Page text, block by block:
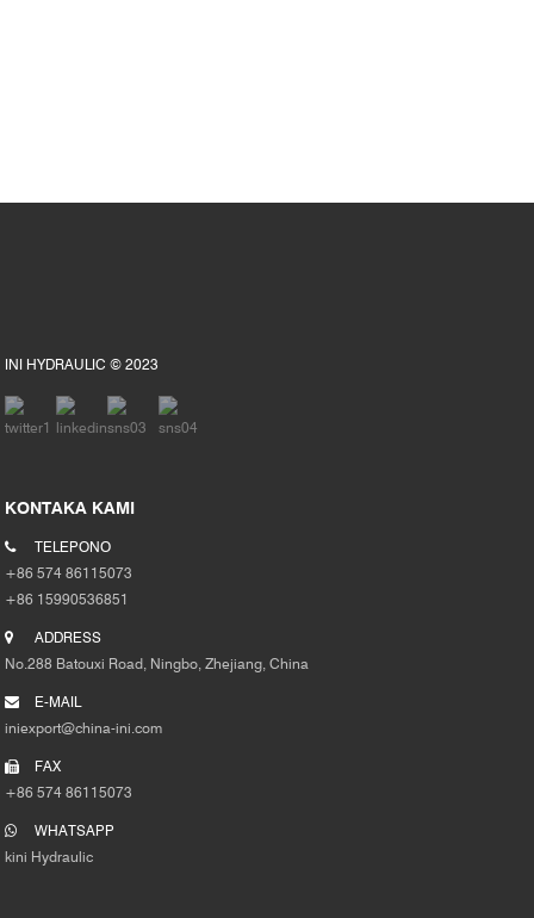
INI HYDRAULIC © 2023
KONTAKA KAMI
TELEPONO
+86 574 86115073
+86 15990536851
ADDRESS
No.288 Batouxi Road, Ningbo, Zhejiang, China
E-MAIL
iniexport@china-ini.com
FAX
+86 574 86115073
WHATSAPP
kini Hydraulic